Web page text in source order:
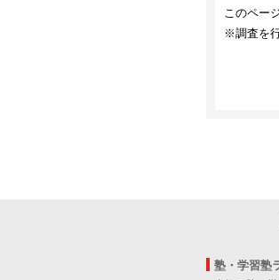
このペー
※調査を
塾・学習塾